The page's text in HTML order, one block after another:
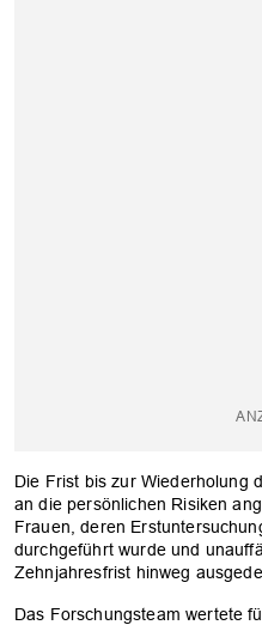
Die Frist bis zur Wiederholung
an die persönlichen Risiken
Frauen, deren
durchgeführt wurde und
Zehnjahresfrist hinweg
Das Forschungsteam wertete